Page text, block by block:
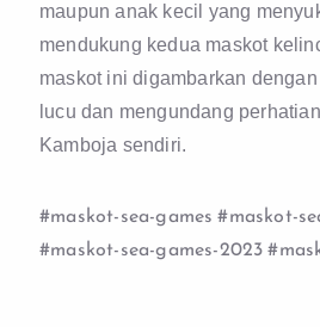
maupun anak kecil yang
mendukung kedua maskot
maskot ini digambarkan
lucu dan mengundang
Kamboja sendiri.
#maskot-sea-games #maskot-
#maskot-sea-games-2023